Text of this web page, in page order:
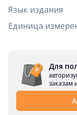
Язык издания
Единица
Для
заказам